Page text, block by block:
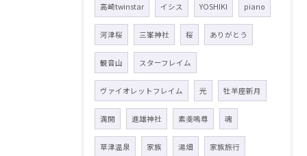
高崎twinstar イシス YOSHIKI piano
河津桜 三峯神社 桜 ありがとう
観音山 スターフレイム
ヴァイオレットフレイム 光 牡羊座新月
満開 進雄神社 素戔嗚尊 魂
草津温泉 家族 湯畑 家族旅行